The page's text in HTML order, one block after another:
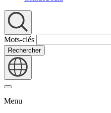
Mots-clés
Rechercher
Menu